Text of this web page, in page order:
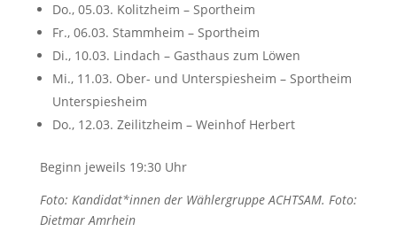
Do., 05.03. Kolitzheim – Sportheim
Fr., 06.03. Stammheim – Sportheim
Di., 10.03. Lindach – Gasthaus zum Löwen
Mi., 11.03. Ober- und Unterspiesheim – Sportheim
Unterspiesheim
Do., 12.03. Zeilitzheim – Weinhof Herbert
Beginn jeweils 19:30 Uhr
Foto: Kandidat*innen der Wählergruppe ACHTSAM. Foto:
Dietmar Amrhein